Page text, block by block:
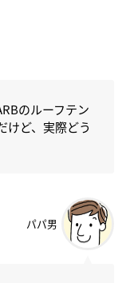
のルーフテン
けど、実際どう
パパ男